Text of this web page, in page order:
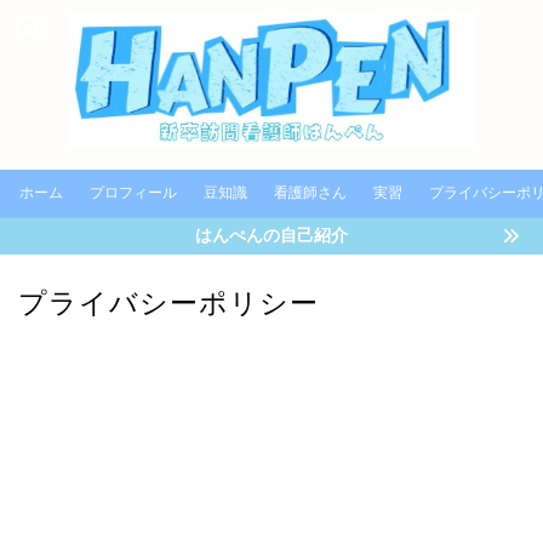
ホーム プロフィール 豆知識 看護師さん 実習 プライバシーポ
はんぺんの自己紹介
プライバシーポリシー